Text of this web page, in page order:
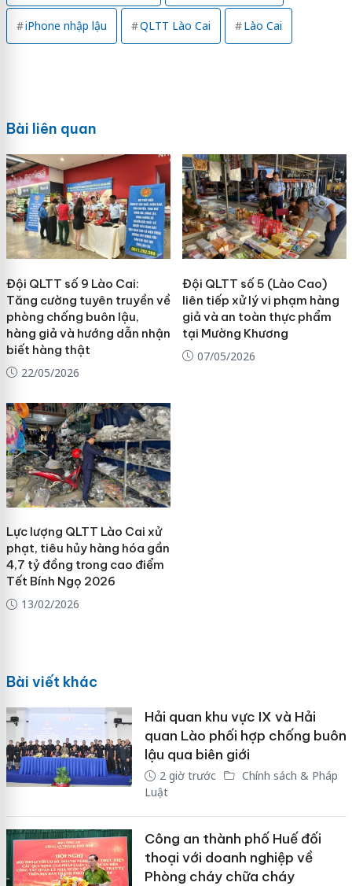
iPhone nhập lậu QLTT Lào Cai Lào Cai
Bài liên quan
Đội QLTT số 9 Lào Cai:
Tăng cường tuyên truyền về
phòng chống buôn lậu,
hàng giả và hướng dẫn nhận
biết hàng thật
22/05/2026
Đội QLTT số 5 (Lào Cao)
liên tiếp xử lý vi phạm hàng
giả và an toàn thực phẩm
tại Mường Khương
07/05/2026
Lực lượng QLTT Lào Cai xử
phạt, tiêu hủy hàng hóa gần
4,7 tỷ đồng trong cao điểm
Tết Bính Ngọ 2026
13/02/2026
Bài viết khác
Hải quan khu vực IX và Hải
quan Lào phối hợp chống buôn
lậu qua biên giới
2 giờ trước
Chính sách & Pháp
Luật
Công an thành phố Huế đối
thoại với doanh nghiệp về
Phòng cháy chữa cháy